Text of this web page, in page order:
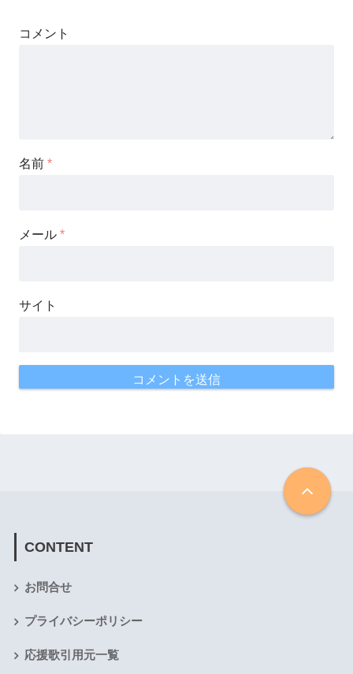
コメント
名前 *
メール *
サイト
CONTENT
お問合せ
プライバシーポリシー
応援歌引用元一覧